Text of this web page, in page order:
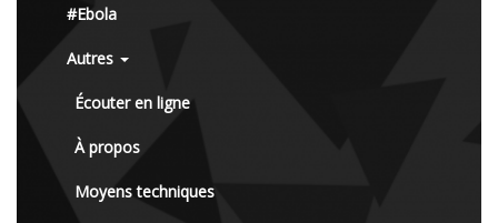
#Ebola
Autres
Écouter en ligne
À propos
Moyens techniques